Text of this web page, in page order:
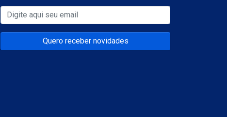
Quero receber novidades